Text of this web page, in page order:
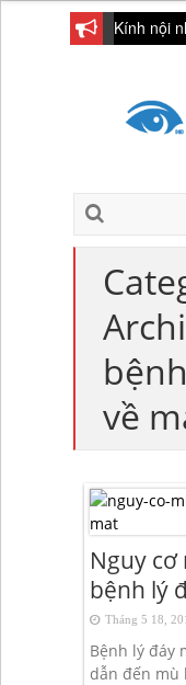
Kính nội
về
Nguy
bệnh lý
Tháng 5 18,
Bệnh lý đáy
dẫn đến mù